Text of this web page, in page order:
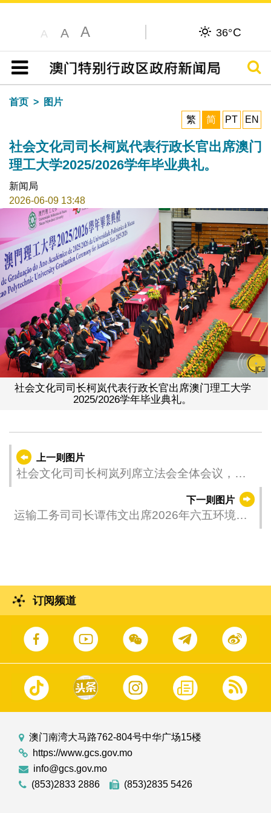
A A A 36°C
目录
搜寻
首页
图片
繁
简 PT EN
社会文化司司长柯岚代表行政长官出席澳门
理工大学2025/2026学年毕业典礼。
新闻局
2026-06-09 13:48
社会文化司司长柯岚代表行政长官出席澳门理工大学
2025/2026学年毕业典礼。
上一则图片
社会文化司司长柯岚列席立法会全体会议，议
程为引介、一般性讨论及表决《私立进修中心
的法律制度》法案。
下一则图片
运输工务司司长谭伟文出席2026年六五环境日
订阅频道
澳门南湾大马路762-804号中华广场15楼
https://www.gcs.gov.mo
info@gcs.gov.mo
(853)2833 2886
(853)2835 5426